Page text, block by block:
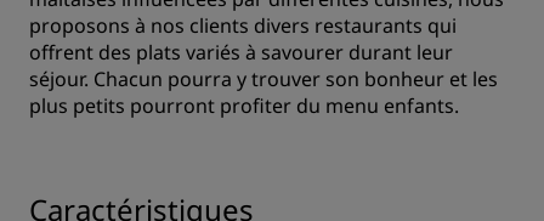
proposons à nos clients divers restaurants qui
offrent des plats variés à savourer durant leur
séjour. Chacun pourra y trouver son bonheur et les
plus petits pourront profiter du menu enfants.
Caractéristiques